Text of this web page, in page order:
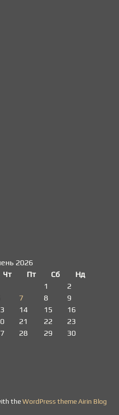
2026
Чт Пт Сб
Нд
1
2
7 8
9
14 15
16
21 22
23
28 29
30
theWordPress theme Airin Blog